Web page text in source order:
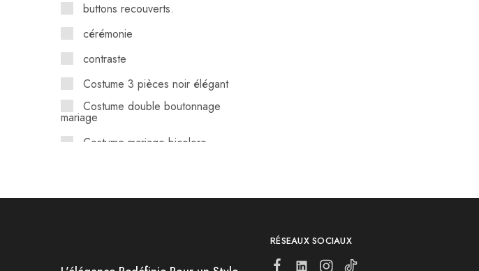
buttons recouverts.
cérémonie
contraste
Costume 3 pièces noir élégant
Costume double boutonnage
mariage
Costume mariage bicolore
bouton
RÉSEAUX SOCIAUX